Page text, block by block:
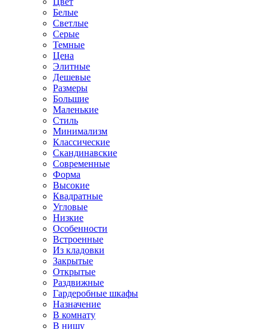
Белые
Светлые
Серые
Темные
Цена
Элитные
Дешевые
Размеры
Большие
Маленькие
Стиль
Минимализм
Классические
Скандинавские
Современные
Форма
Высокие
Квадратные
Угловые
Низкие
Особенности
Встроенные
Из кладовки
Закрытые
Открытые
Раздвижные
Гардеробные шкафы
Назначение
В комнату
В нишу